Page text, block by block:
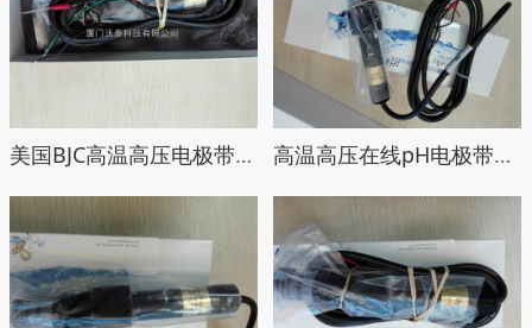
美国BJC高温高压电极带Pt1000温补 高温高压在线pH电极带Pt1000温补